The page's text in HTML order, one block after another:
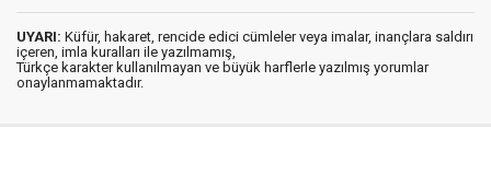
UYARI: Küfür, hakaret, rencide edici cümleler veya imalar, inançlara saldırı
içeren, imla kuralları ile yazılmamış,
Türkçe karakter kullanılmayan ve büyük harflerle yazılmış yorumlar
onaylanmamaktadır.